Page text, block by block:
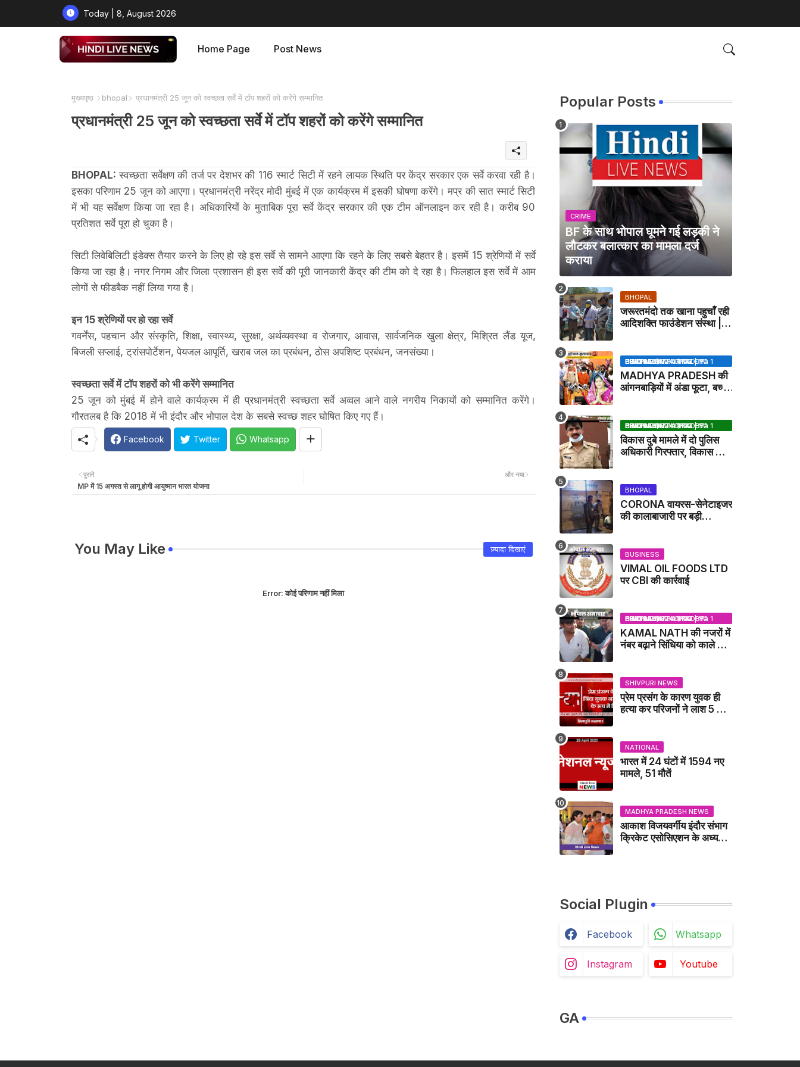
Today | 8, August 2026
Home Page Post News
मुख्यपृष्ठ bhopal प्रधानमंत्री 25 जून को स्वच्छता सर्वे में टॉप शहरों को करेंगे सम्मानित
प्रधानमंत्री 25 जून को स्वच्छता सर्वे में टॉप शहरों को करेंगे सम्मानित
BHOPAL: स्वच्छता सर्वेक्षण की तर्ज पर देशभर की 116 स्मार्ट सिटी में रहने लायक स्थिति पर केंद्र सरकार एक सर्वे करवा रही है।
इसका परिणाम 25 जून को आएगा। प्रधानमंत्री नरेंद्र मोदी मुंबई में एक कार्यक्रम में इसकी घोषणा करेंगे। मप्र की सात स्मार्ट सिटी
में भी यह सर्वेक्षण किया जा रहा है। अधिकारियों के मुताबिक पूरा सर्वे केंद्र सरकार की एक टीम ऑनलाइन कर रही है। करीब 90
प्रतिशत सर्वे पूरा हो चुका है।
सिटी लिवेबिलिटी इंडेक्स तैयार करने के लिए हो रहे इस सर्वे से सामने आएगा कि रहने के लिए सबसे बेहतर है। इसमें 15 श्रेणियों में सर्वे
किया जा रहा है। नगर निगम और जिला प्रशासन ही इस सर्वे की पूरी जानकारी केंद्र की टीम को दे रहा है। फिलहाल इस सर्वे में आम
लोगों से फीडबैक नहीं लिया गया है।
इन 15 श्रेणियों पर हो रहा सर्वे
गवर्नेंस, पहचान और संस्कृति, शिक्षा, स्वास्थ्य, सुरक्षा, अर्थव्यवस्था व रोजगार, आवास, सार्वजनिक खुला क्षेत्र, मिश्रित लैंड यूज,
बिजली सप्लाई, ट्रांसपोर्टेशन, पेयजल आपूर्ति, खराब जल का प्रबंधन, ठोस अपशिष्ट प्रबंधन, जनसंख्या।
स्वच्छता सर्वे में टॉप शहरों को भी करेंगे सम्मानित
25 जून को मुंबई में होने वाले कार्यक्रम में ही प्रधानमंत्री स्वच्छता सर्वे अव्वल आने वाले नगरीय निकायों को सम्मानित करेंगे।
गौरतलब है कि 2018 में भी इंदौर और भोपाल देश के सबसे स्वच्छ शहर घोषित किए गए हैं।
Facebook Twitter Whatsapp
और नया
पुराने
MP में 15 अगस्त से लागू होगी आयुष्मान भारत योजना
You May Like ज़्यादा दिखाएं
Error:कोई परिणाम नहीं मिला
Popular Posts
CRIME
BF के साथ भोपाल घूमने गई लड़की ने
लौटकर बलात्कार का मामला दर्ज
कराया
BHOPAL
जरूरतमंदो तक खाना पहुचाँ रही
आदिशक्ति फाउंडेशन संस्था |
BHOPAL SAMACHAR | NO 1 HINDI NEWS PORTAL OF CENTRAL INDIA (MADHYA PRADESH)
MADHYA PRADESH की
आंगनबाड़ियों में अंडा फूटा, बच्चों
BHOPAL SAMACHAR | NO 1 HINDI NEWS PORTAL OF CENTRAL INDIA (MADHYA PRADESH)
विकास दुबे मामले में दो पुलिस
अधिकारी गिरफ्तार, विकास की
BHOPAL
CORONA वायरस-सेनेटाइजर
की कालाबाजारी पर बड़ी
BUSINESS
VIMAL OIL FOODS LTD
पर CBI की कार्रवाई
BHOPAL SAMACHAR | NO 1 HINDI NEWS PORTAL OF CENTRAL INDIA (MADHYA PRADESH)
KAMAL NATH की नजरों में
नंबर बढ़ाने सिंधिया को काले झंडे
NEWS
SHIVPURI NEWS
प्रेम प्रसंग के कारण युवक ही
हत्या कर परिजनों ने लाश 5 फुट
News
NATIONAL
भारत में 24 घंटों में 1594 नए
मामले, 51 मौतें
MADHYA PRADESH NEWS
आकाश विजयवर्गीय इंदौर संभाग
क्रिकेट एसोसिएशन के अध्यक्ष
Social Plugin
Facebook Whatsapp
Instagram Youtube
GA